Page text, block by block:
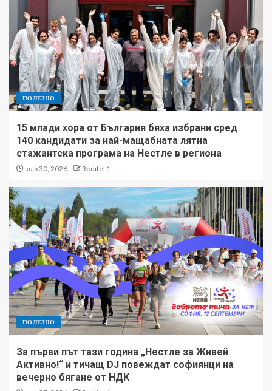
ПОЛЕЗНО
15 млади хора от България бяха избрани сред
140 кандидати за най-мащабната лятна
стажантска програма на Нестле в региона
юли 30, 2026 Roditel 1
ПОЛЕЗНО
За първи път тази година „Нестле за Живей
Активно!“ и тичащ DJ повеждат софиянци на
вечерно бягане от НДК